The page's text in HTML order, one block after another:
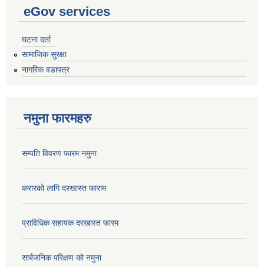
eGov services
घटना दर्ता
सामाजिक सुरक्षा
नागरिक वडापत्र
नमुना फारमहरु
सम्पति विवरण फारम नमुना
करारको लागि दरखास्त फाराम
प्राविधिक सहायक दरखास्त फारम
सार्बजनिक परिक्षण को नमुना